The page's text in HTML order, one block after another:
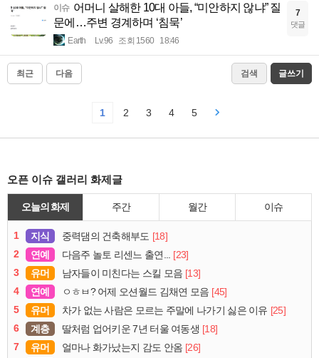
이슈 어머니 살해한 10대 아들, “미안하지 않냐” 질
문에…주변 경계하며 ‘침묵’
Earth Lv.96 조회 1560 18:46
7
댓글
최근 다음 검색 글쓰기
1 2 3 4 5
오픈 이슈 갤러리 화제글
오늘의 화제 주간 월간 이슈
1 지식 중력댐의 건축해부도 [18]
2
연예 다음주 놀토 리센느 출연... [23]
3
유머 남자들이 미친다는 스킬 모음 [13]
4
연예 ㅇㅎㅂ? 어제 오션월드 김채연 모음 [45]
5
유머 차가 없는 사람은 모르는 주말에 나가기 싫은 이유 [25]
6
계층 딸처럼 업어키운 7년 터울 여동생 [18]
7
유머 얼마나 화가났는지 감도 안옴 [26]